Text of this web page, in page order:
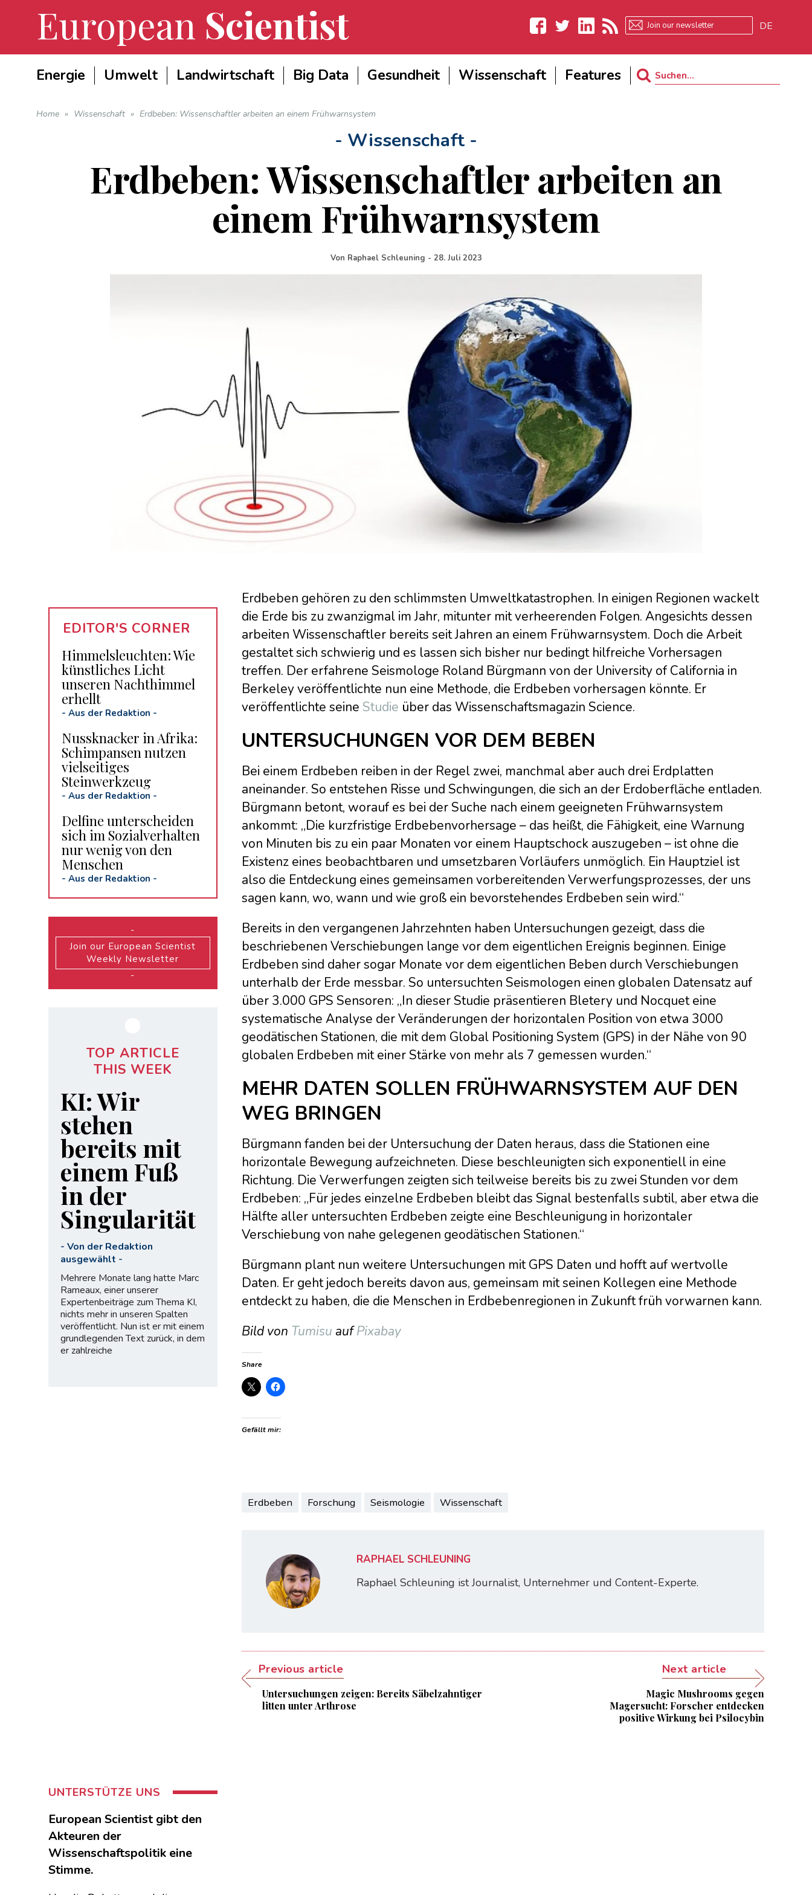
European Scientist
FacebookTwitter
DE
Energie Umwelt Landwirtschaft Big Data Gesundheit Wissenschaft Features
Search
Home » Wissenschaft » Erdbeben: Wissenschaftler arbeiten an einem Frühwarnsystem
- Wissenschaft -
Erdbeben: Wissenschaftler arbeiten an
einem Frühwarnsystem
Von Raphael Schleuning - 28. Juli 2023
Erdbeben gehören zu den schlimmsten Umweltkatastrophen. In einigen Regionen wackelt
die Erde bis zu zwanzigmal im Jahr, mitunter mit verheerenden Folgen. Angesichts dessen
arbeiten Wissenschaftler bereits seit Jahren an einem Frühwarnsystem. Doch die Arbeit
gestaltet sich schwierig und es lassen sich bisher nur bedingt hilfreiche Vorhersagen
treffen. Der erfahrene Seismologe Roland Bürgmann von der University of California in
Berkeley veröffentlichte nun eine Methode, die Erdbeben vorhersagen könnte. Er
veröffentlichte seine Studie über das Wissenschaftsmagazin Science.
UNTERSUCHUNGEN VOR DEM BEBEN
Bei einem Erdbeben reiben in der Regel zwei, manchmal aber auch drei Erdplatten
aneinander. So entstehen Risse und Schwingungen, die sich an der Erdoberfläche entladen.
Bürgmann betont, worauf es bei der Suche nach einem geeigneten Frühwarnsystem
ankommt: „Die kurzfristige Erdbebenvorhersage – das heißt, die Fähigkeit, eine Warnung
von Minuten bis zu ein paar Monaten vor einem Hauptschock auszugeben – ist ohne die
Existenz eines beobachtbaren und umsetzbaren Vorläufers unmöglich. Ein Hauptziel ist
also die Entdeckung eines gemeinsamen vorbereitenden Verwerfungsprozesses, der uns
sagen kann, wo, wann und wie groß ein bevorstehendes Erdbeben sein wird.“
Bereits in den vergangenen Jahrzehnten haben Untersuchungen gezeigt, dass die
beschriebenen Verschiebungen lange vor dem eigentlichen Ereignis beginnen. Einige
Erdbeben sind daher sogar Monate vor dem eigentlichen Beben durch Verschiebungen
unterhalb der Erde messbar. So untersuchten Seismologen einen globalen Datensatz auf
über 3.000 GPS Sensoren: „In dieser Studie präsentieren Bletery und Nocquet eine
systematische Analyse der Veränderungen der horizontalen Position von etwa 3000
geodätischen Stationen, die mit dem Global Positioning System (GPS) in der Nähe von 90
globalen Erdbeben mit einer Stärke von mehr als 7 gemessen wurden.“
MEHR DATEN SOLLEN FRÜHWARNSYSTEM AUF DEN
WEG BRINGEN
Bürgmann fanden bei der Untersuchung der Daten heraus, dass die Stationen eine
horizontale Bewegung aufzeichneten. Diese beschleunigten sich exponentiell in eine
Richtung. Die Verwerfungen zeigten sich teilweise bereits bis zu zwei Stunden vor dem
Erdbeben: „Für jedes einzelne Erdbeben bleibt das Signal bestenfalls subtil, aber etwa die
Hälfte aller untersuchten Erdbeben zeigte eine Beschleunigung in horizontaler
Verschiebung von nahe gelegenen geodätischen Stationen.“
Bürgmann plant nun weitere Untersuchungen mit GPS Daten und hofft auf wertvolle
Daten. Er geht jedoch bereits davon aus, gemeinsam mit seinen Kollegen eine Methode
entdeckt zu haben, die die Menschen in Erdbebenregionen in Zukunft früh vorwarnen kann.
Bild von Tumisu aufPixabay
Share
Gefällt mir:
Erdbeben Forschung Seismologie Wissenschaft
RAPHAEL SCHLEUNING
Raphael Schleuning ist Journalist, Unternehmer und Content-Experte.
Previous article
Untersuchungen zeigen: Bereits Säbelzahntiger
litten unter Arthrose
Next article
Magic Mushrooms gegen
Magersucht: Forscher entdecken
positive Wirkung bei Psilocybin
EDITOR'S CORNER
Himmelsleuchten: Wie
künstliches Licht
unseren Nachthimmel
erhellt
- Aus der Redaktion -
Nussknacker in Afrika:
Schimpansen nutzen
vielseitiges
Steinwerkzeug
- Aus der Redaktion -
Delfine unterscheiden
sich im Sozialverhalten
nur wenig von den
Menschen
- Aus der Redaktion -
-
Join our European Scientist
Weekly Newsletter
-
TOP ARTICLE
THIS WEEK
KI: Wir
stehen
bereits mit
einem Fuß
in der
Singularität
- Von der Redaktion
ausgewählt -
Mehrere Monate lang hatte Marc
Rameaux, einer unserer
Expertenbeiträge zum Thema KI,
nichts mehr in unseren Spalten
veröffentlicht. Nun ist er mit einem
grundlegenden Text zurück, in dem
er zahlreiche
UNTERSTÜTZE UNS
European Scientist gibt den
Akteuren der
Wissenschaftspolitik eine
Stimme.